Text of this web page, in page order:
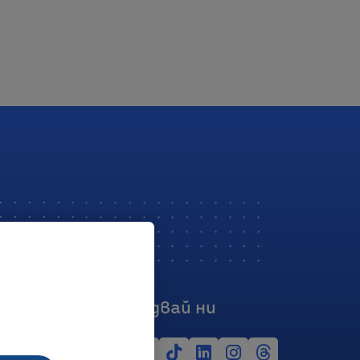
Последвай ни